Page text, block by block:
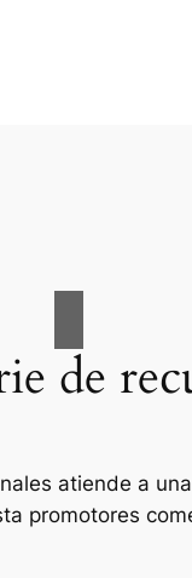
de
atiende a
promotores